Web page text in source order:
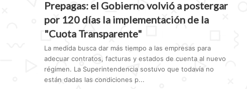
Prepagas: el Gobierno volvió a postergar
por 120 días la implementación de la
"Cuota Transparente"
La medida busca dar más tiempo a las empresas para
adecuar contratos, facturas y estados de cuenta al nuevo
régimen. La Superintendencia sostuvo que todavía no
están dadas las condiciones p...